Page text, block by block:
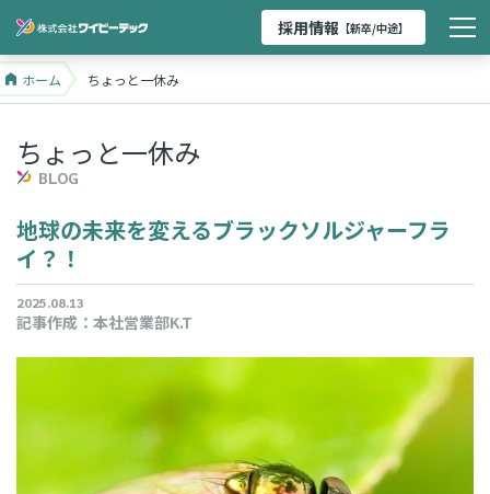
採用情報 【新卒/中途】
ホーム ちょっと一休み
ちょっと一休み
BLOG
地球の未来を変えるブラックソルジャーフラ
イ？！
2025.08.13
記事作成： 本社営業部K.T